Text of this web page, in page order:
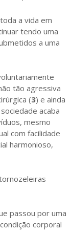
a vida em
tendo uma
a uma
tão agressiva
(3) e ainda
acaba
mesmo
com facilidade
harmonioso,
passou por uma
corporal